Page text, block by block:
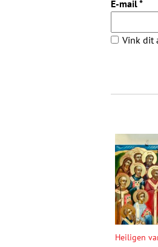
E-mail*
Vink dit
Heiligen